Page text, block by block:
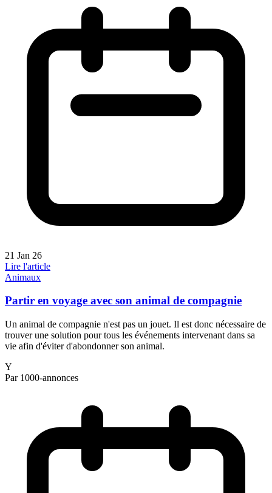
21 Jan 26
Lire l'article
Animaux
Partir en voyage avec son animal de compagnie
Un animal de compagnie n'est pas un jouet. Il est donc nécessaire de
trouver une solution pour tous les événements intervenant dans sa
vie afin d'éviter d'abondonner son animal.
Y
Par 1000-annonces